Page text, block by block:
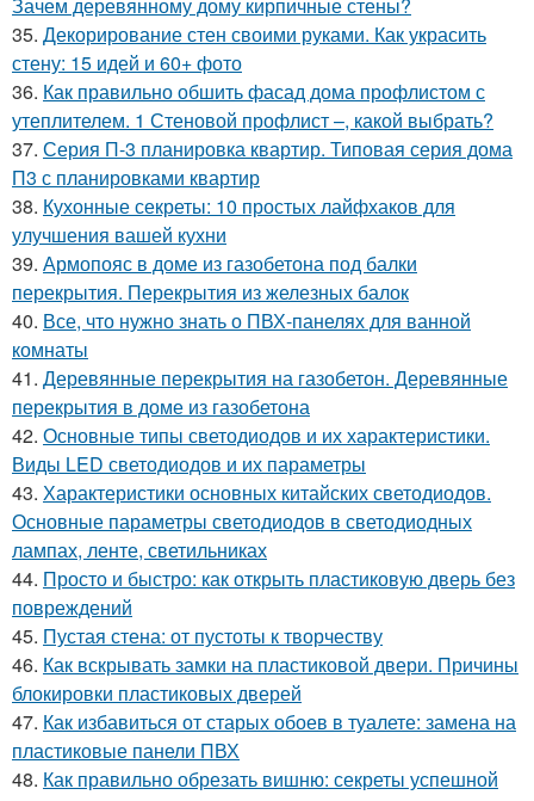
35. Декорирование стен своими руками. Как украсить
стену: 15 идей и 60+ фото
36. Как правильно обшить фасад дома профлистом с
утеплителем. 1 Стеновой профлист –, какой выбрать?
37. Серия П-3 планировка квартир. Типовая серия дома
П3 с планировками квартир
38. Кухонные секреты: 10 простых лайфхаков для
улучшения вашей кухни
39. Армопояс в доме из газобетона под балки
перекрытия. Перекрытия из железных балок
40. Все, что нужно знать о ПВХ-панелях для ванной
комнаты
41. Деревянные перекрытия на газобетон. Деревянные
перекрытия в доме из газобетона
42. Основные типы светодиодов и их характеристики.
Виды LED светодиодов и их параметры
43. Характеристики основных китайских светодиодов.
Основные параметры светодиодов в светодиодных
лампах, ленте, светильниках
44. Просто и быстро: как открыть пластиковую дверь без
повреждений
45. Пустая стена: от пустоты к творчеству
46. Как вскрывать замки на пластиковой двери. Причины
блокировки пластиковых дверей
47. Как избавиться от старых обоев в туалете: замена на
пластиковые панели ПВХ
48. Как правильно обрезать вишню: секреты успешной